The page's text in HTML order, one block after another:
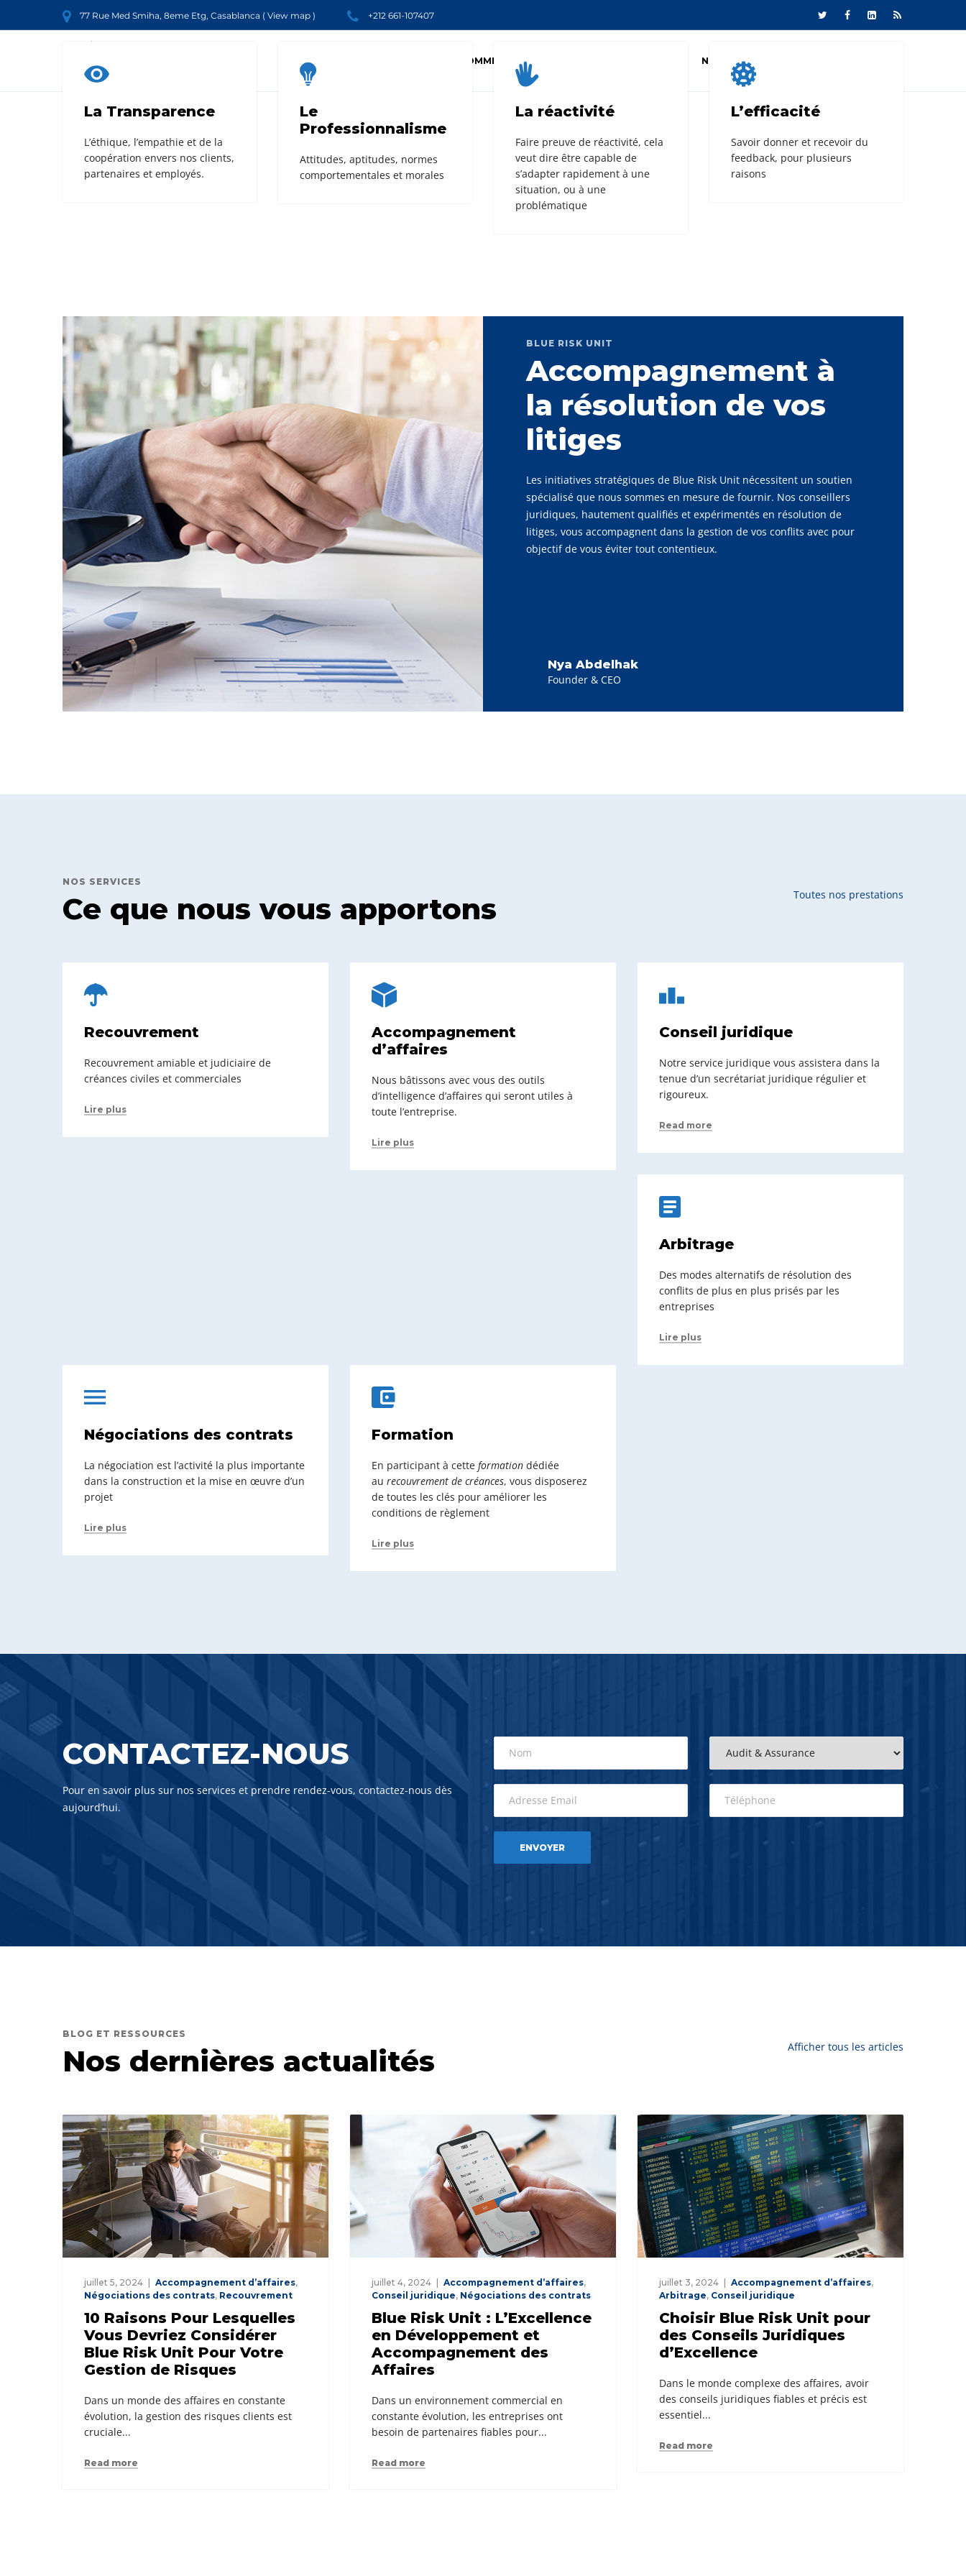
77 Rue Med Smiha, 8eme Etg, Casablanca ( View map ) +212 661-107407
QUI SOMMES-NOUS NOS SERVICES
La Transparence
L’éthique, l’empathie et de la
coopération envers nos clients,
partenaires et employés.
Le
Professionnalisme
Attitudes, aptitudes, normes
comportementales et morales
La réactivité
Faire preuve de réactivité, cela
veut dire être capable de
s’adapter rapidement à une
situation, ou à une
problématique
L’efficacité
Savoir donner et recevoir du
feedback, pour plusieurs
raisons
BLUE RISK UNIT
Accompagnement à
la résolution de vos
litiges
Les initiatives stratégiques de Blue Risk Unit nécessitent un soutien
spécialisé que nous sommes en mesure de fournir. Nos conseillers
juridiques, hautement qualifiés et expérimentés en résolution de
litiges, vous accompagnent dans la gestion de vos conflits avec pour
objectif de vous éviter tout contentieux.
Nya Abdelhak
Founder & CEO
NOS SERVICES
Ce que nous vous apportons Toutes nos prestations
Recouvrement
Recouvrement amiable et judiciaire de
créances civiles et commerciales
Lire plus
Accompagnement
d’affaires
Nous bâtissons avec vous des outils
d’intelligence d’affaires qui seront utiles à
toute l’entreprise.
Lire plus
Conseil juridique
Notre service juridique vous assistera dans la
tenue d’un secrétariat juridique régulier et
rigoureux.
Read more
Arbitrage
Des modes alternatifs de résolution des
conflits de plus en plus prisés par les
entreprises
Lire plus
Négociations des contrats
La négociation est l’activité la plus importante
dans la construction et la mise en œuvre d’un
projet
Lire plus
Formation
En participant à cette formation dédiée
au recouvrement de créances, vous disposerez
de toutes les clés pour améliorer les
conditions de règlement
Lire plus
CONTACTEZ-NOUS
Pour en savoir plus sur nos services et prendre rendez-vous, contactez-nous dès
aujourd’hui.
BLOG ET RESSOURCES
Nos dernières actualités Afficher tous les articles
juillet 5, 2024 Accompagnement d’affaires,
Négociations des contrats, Recouvrement
10 Raisons Pour Lesquelles
Vous Devriez Considérer
Blue Risk Unit Pour Votre
Gestion de Risques
Dans un monde des affaires en constante
évolution, la gestion des risques clients est
cruciale...
Read more
juillet 4, 2024 Accompagnement d’affaires,
Conseil juridique, Négociations des contrats
Blue Risk Unit : L’Excellence
en Développement et
Accompagnement des
Affaires
Dans un environnement commercial en
constante évolution, les entreprises ont
besoin de partenaires fiables pour...
Read more
juillet 3, 2024 Accompagnement d’affaires,
Arbitrage, Conseil juridique
Choisir Blue Risk Unit pour
des Conseils Juridiques
d’Excellence
Dans le monde complexe des affaires, avoir
des conseils juridiques fiables et précis est
essentiel...
Read more